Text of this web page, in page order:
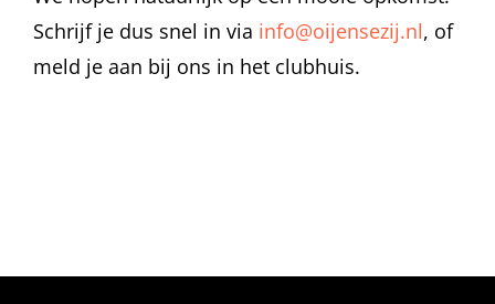
Schrijf je dus snel in via info@oijensezij.nl, of
meld je aan bij ons in het clubhuis.